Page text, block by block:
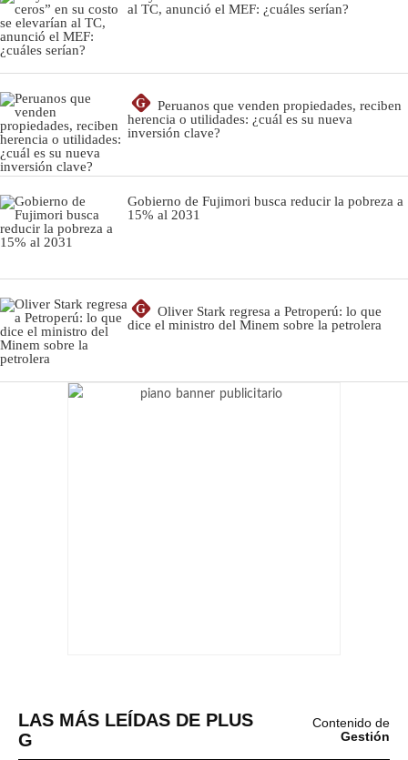
al TC, anunció el MEF: ¿cuáles serían?
G
Peruanos que venden propiedades, reciben
herencia o utilidades: ¿cuál es su nueva
inversión clave?
Gobierno de Fujimori busca reducir la pobreza a
15% al 2031
G
Oliver Stark regresa a Petroperú: lo que
dice el ministro del Minem sobre la petrolera
LAS MÁS LEÍDAS DE PLUS
G
Contenido de
Gestión